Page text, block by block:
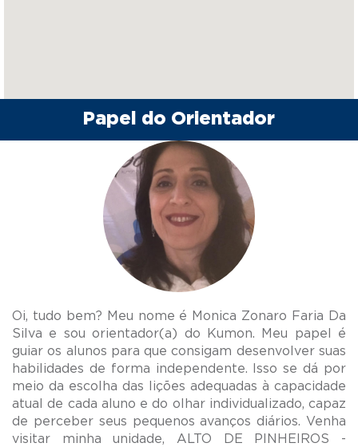
Papel do Orientador
Oi, tudo bem? Meu nome é Monica Zonaro Faria Da
Silva e sou orientador(a) do Kumon. Meu papel é
guiar os alunos para que consigam desenvolver suas
habilidades de forma independente. Isso se dá por
meio da escolha das lições adequadas à capacidade
atual de cada aluno e do olhar individualizado, capaz
de perceber seus pequenos avanços diários. Venha
visitar minha unidade, ALTO DE PINHEIROS -